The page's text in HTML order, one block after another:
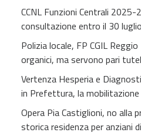
CCNL Funzioni Centrali
consultazione entro il 30 luglio
Polizia locale, FP CGIL
organici, ma servono pari
Vertenza Hesperia e
in Prefettura, la
Opera Pia Castiglioni, no alla
storica residenza per anziani